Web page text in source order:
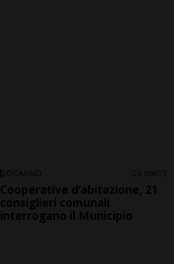
LOCARNO 3 ore 3
Cooperative d’abitazione, 21
consiglieri comunali
interrogano il Municipio